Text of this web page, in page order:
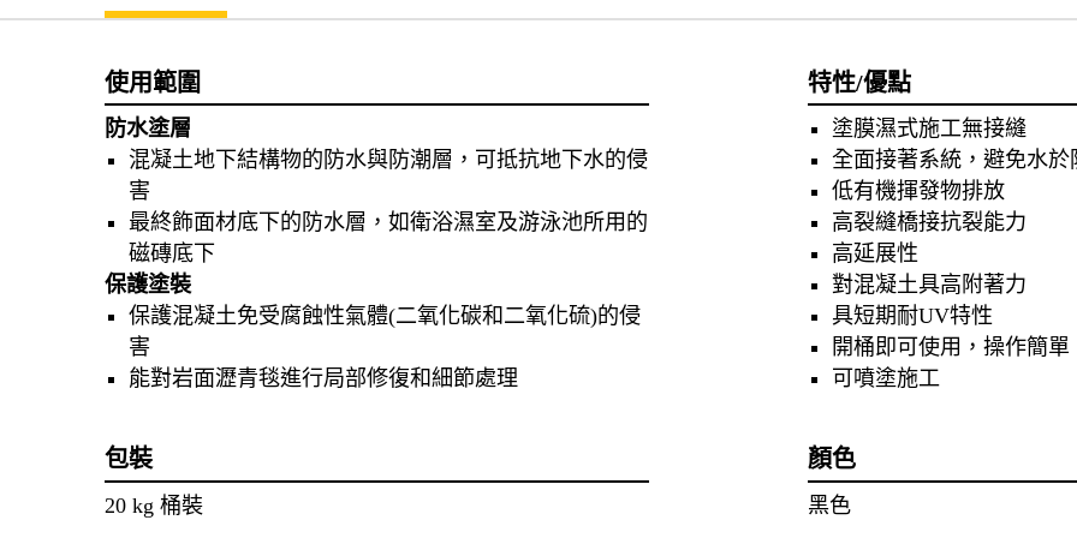
使用範圍
防水塗層
混凝土地下結構物的防水與防潮層，可抵抗地下水的侵
害
最終飾面材底下的防水層，如衛浴濕室及游泳池所用的
磁磚底下
保護塗裝
保護混凝土免受腐蝕性氣體(二氧化碳和二氧化硫)的侵
害
能對岩面瀝青毯進行局部修復和細節處理
特性/優點
塗膜濕式施工無接縫
全面接著系統，避免水於
低有機揮發物排放
高裂縫橋接抗裂能力
高延展性
對混凝土具高附著力
具短期耐UV特性
開桶即可使用，操作簡單
可噴塗施工
包裝
20 kg 桶裝
顏色
黑色